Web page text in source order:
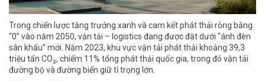
Trong chiến lược tăng trưởng xanh và cam kết phát thải ròng bằng
“0” vào năm 2050, vận tải – logistics đang được đặt dưới “ánh đèn
sân khấu” mới. Năm 2023, khu vực vận tải phát thải khoảng 39,3
triệu tấn CO₂, chiếm 11% tổng phát thải quốc gia, trong đó vận tải
đường bộ và đường biển giữ tỉ trọng lớn.